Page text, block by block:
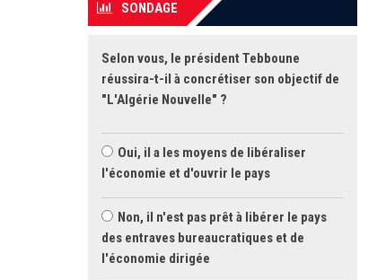
SONDAGE
Selon vous, le président Tebboune
réussira-t-il à concrétiser son objectif de
"L'Algérie Nouvelle" ?
Oui, il a les moyens de libéraliser
l'économie et d'ouvrir le pays
Non, il n'est pas prêt à libérer le pays
des entraves bureaucratiques et de
l'économie dirigée